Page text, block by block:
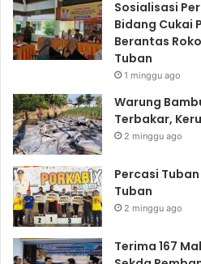
Sosialisasi
Bidang Cukai
Berantas
Tuban
1 minggu ago
Warung
Terbakar,
2 minggu ago
Percasi
Tuban
2 minggu ago
Terima 167